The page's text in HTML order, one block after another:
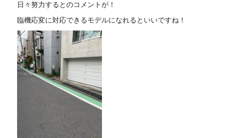
日々努力するとのコメントが！
臨機応変に対応できるモデルになれるといいですね！